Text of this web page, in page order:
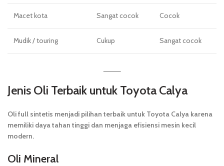
Macet kota Sangat cocok Cocok
Mudik / touring Cukup Sangat cocok
Jenis Oli Terbaik untuk Toyota Calya
Oli full sintetis menjadi pilihan terbaik untuk Toyota Calya karena
memiliki daya tahan tinggi dan menjaga efisiensi mesin kecil
modern.
Oli Mineral